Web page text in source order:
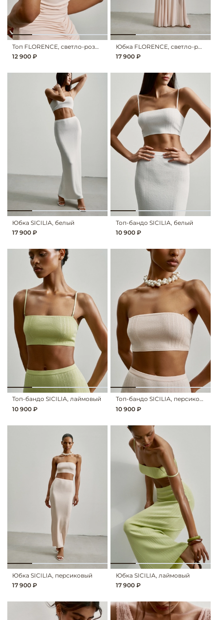
Топ FLORENCE, светло-розовый
12 900 ₽
Юбка FLORENCE, светло-розовый
17 900 ₽
Юбка SICILIA, белый
17 900 ₽
Топ-бандо SICILIA, белый
10 900 ₽
Топ-бандо SICILIA, лаймовый
10 900 ₽
Топ-бандо SICILIA, персиковый
10 900 ₽
Юбка SICILIA, персиковый
17 900 ₽
Юбка SICILIA, лаймовый
17 900 ₽